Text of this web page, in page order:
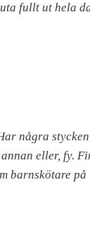
fullt ut hela
några
eller, fy.
barnskötare på